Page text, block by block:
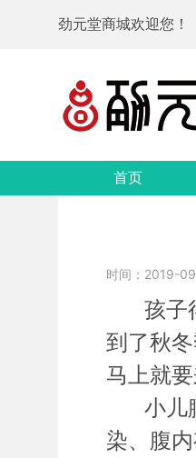
劲元堂商城欢迎您！
首页
时间：2019-
孩子得
到了秋
马上就
小儿腹
染、腹